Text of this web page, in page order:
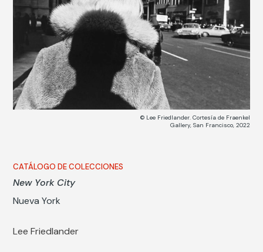
© Lee Friedlander. Cortesía de Fraenkel
Gallery, San Francisco, 2022
CATÁLOGO DE COLECCIONES
New York City
Nueva York
Lee Friedlander